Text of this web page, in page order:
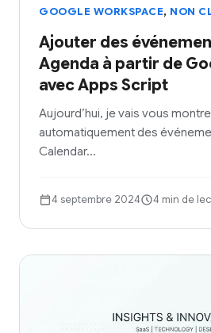
GOOGLE WORKSPACE, NON
Ajouter des
Agenda à partir de
avec Apps Script
Aujourd’hui, je vais vous
automatiquement des
Calendar…
4 septembre 2024 4 min de